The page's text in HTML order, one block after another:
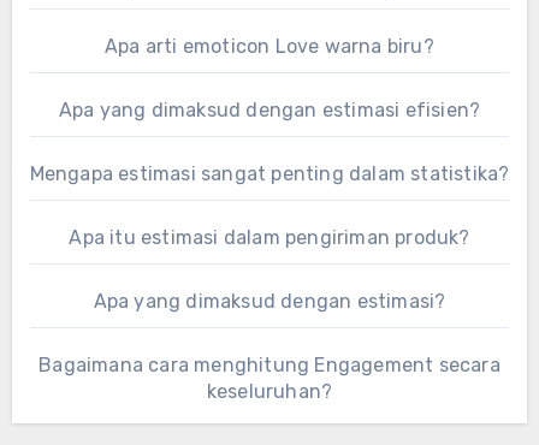
Apa arti emoticon Love warna biru?
Apa yang dimaksud dengan estimasi efisien?
Mengapa estimasi sangat penting dalam statistika?
Apa itu estimasi dalam pengiriman produk?
Apa yang dimaksud dengan estimasi?
Bagaimana cara menghitung Engagement secara
keseluruhan?